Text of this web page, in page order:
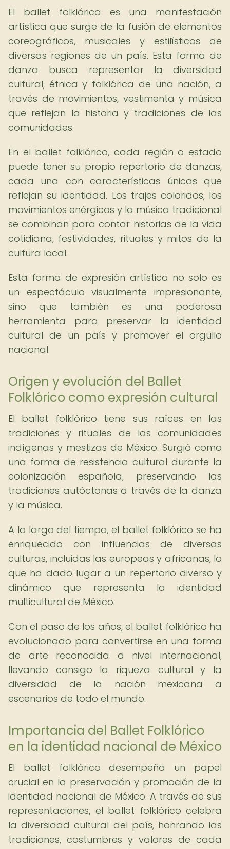
El ballet folklórico es una manifestación
artística que surge de la fusión de elementos
coreográficos, musicales y estilísticos de
diversas regiones de un país. Esta forma de
danza busca representar la diversidad
cultural, étnica y folklórica de una nación, a
través de movimientos, vestimenta y música
que reflejan la historia y tradiciones de las
comunidades.
En el ballet folklórico, cada región o estado
puede tener su propio repertorio de danzas,
cada una con características únicas que
reflejan su identidad. Los trajes coloridos, los
movimientos enérgicos y la música tradicional
se combinan para contar historias de la vida
cotidiana, festividades, rituales y mitos de la
cultura local.
Esta forma de expresión artística no solo es
un espectáculo visualmente impresionante,
sino que también es una poderosa
herramienta para preservar la identidad
cultural de un país y promover el orgullo
nacional.
Origen y evolución del Ballet
Folklórico como expresión cultural
El ballet folklórico tiene sus raíces en las
tradiciones y rituales de las comunidades
indígenas y mestizas de México. Surgió como
una forma de resistencia cultural durante la
colonización española, preservando las
tradiciones autóctonas a través de la danza
y la música.
A lo largo del tiempo, el ballet folklórico se ha
enriquecido con influencias de diversas
culturas, incluidas las europeas y africanas, lo
que ha dado lugar a un repertorio diverso y
dinámico que representa la identidad
multicultural de México.
Con el paso de los años, el ballet folklórico ha
evolucionado para convertirse en una forma
de arte reconocida a nivel internacional,
llevando consigo la riqueza cultural y la
diversidad de la nación mexicana a
escenarios de todo el mundo.
Importancia del Ballet Folklórico
en la identidad nacional de México
El ballet folklórico desempeña un papel
crucial en la preservación y promoción de la
identidad nacional de México. A través de sus
representaciones, el ballet folklórico celebra
la diversidad cultural del país, honrando las
tradiciones, costumbres y valores de cada